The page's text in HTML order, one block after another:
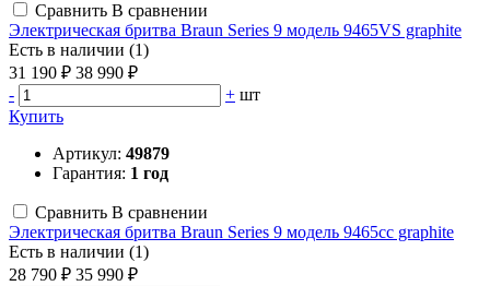
Сравнить В сравнении
Электрическая бритва Braun Series 9 модель 9465VS graphite
Есть в наличии (1)
31 190 ₽ 38 990 ₽
-
+ шт
Купить
Артикул: 49879
Гарантия: 1 год
Сравнить В сравнении
Электрическая бритва Braun Series 9 модель 9465сс graphite
Есть в наличии (1)
28 790 ₽ 35 990 ₽